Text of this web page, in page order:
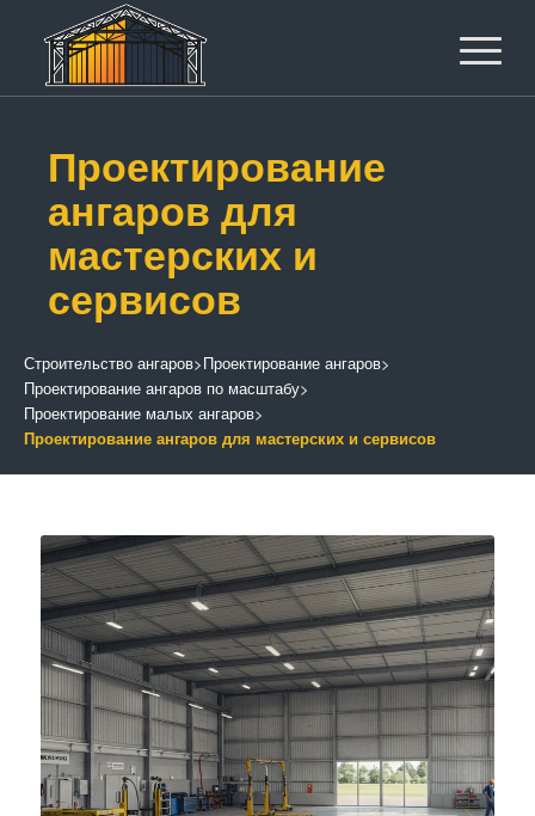
Проектирование
ангаров для
мастерских и
сервисов
Строительство ангаров>Проектирование ангаров>
Проектирование ангаров по масштабу>
Проектирование малых ангаров>
Проектирование ангаров для мастерских и сервисов